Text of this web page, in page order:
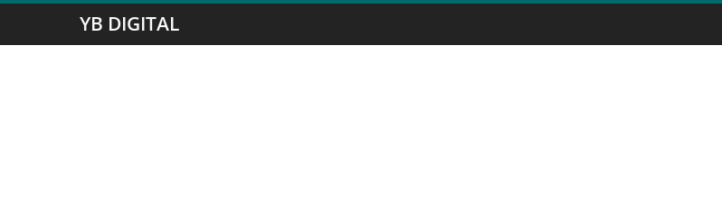
YB DIGITAL